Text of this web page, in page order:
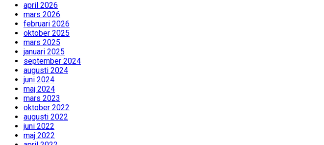
april 2026
mars 2026
februari 2026
oktober 2025
mars 2025
januari 2025
september 2024
augusti 2024
juni 2024
maj 2024
mars 2023
oktober 2022
augusti 2022
juni 2022
maj 2022